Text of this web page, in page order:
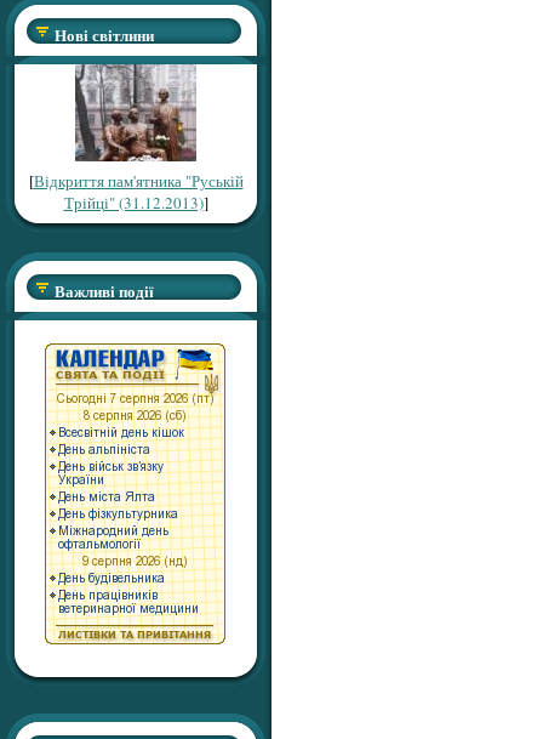
Нові світлини
[Відкриття пам'ятника "Руській
Трійці" (31.12.2013)]
Важливі події